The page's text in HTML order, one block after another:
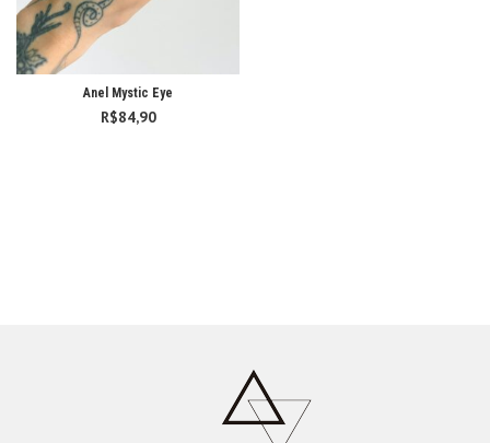
Anel Mystic Eye
R$84,90